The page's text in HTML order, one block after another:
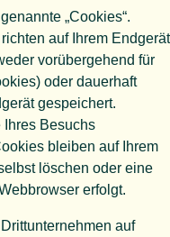
„Cookies“.
auf Ihrem Endgerät
vorübergehend für
oder dauerhaft
gespeichert.
Besuchs
bleiben auf Ihrem
löschen oder eine
erfolgt.
auf